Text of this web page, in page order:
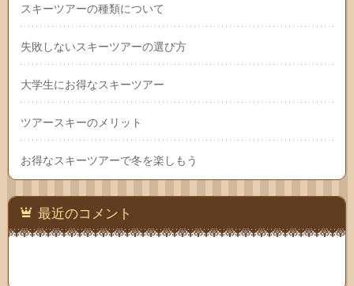
スキーツアーの種類について
失敗しないスキーツアーの選び方
大学生にお得なスキーツアー
ツアースキーのメリット
お得なスキーツアーで冬を楽しもう
最近のコメント